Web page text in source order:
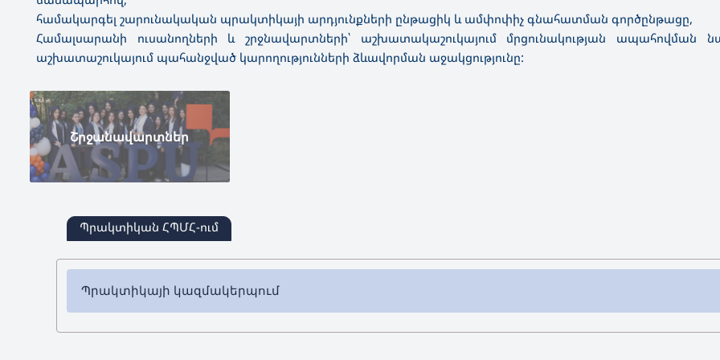
համակարգել շարունակական պրակտիկայի արդյունքների ընթացիկ և ամփոփիչ գնահատման գործընթացը,
Համալսարանի ուսանողների և շրջնավարտների՝ աշխատակաշուկայում մրցունակության ապահովման
աշխատաշուկայում պահանջված կարողությունների ձևավորման աջակցությունը:
Շրջանավարտներ
Պրակտիկան ՀՊՄՀ-ում
Պրակտիկայի կազմակերպում
Ուսանողների մասնագիտական պրակտիկան կազմակերպվում է ՀՊՄՀ-ի և կազմակերպությունների միջև